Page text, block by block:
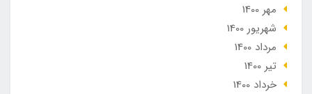
مهر 1400
شهریور 1400
مرداد 1400
تير 1400
خرداد 1400